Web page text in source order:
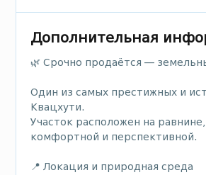
Дополнительная
🌿 Срочно продаётся —
Один из самых престижных и
Квацхути.
Участок расположен на
комфортной и перспективной.
📍 Локация и природная среда